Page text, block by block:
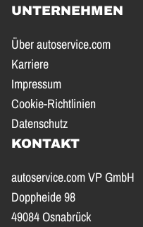
UNTERNEHMEN
Über autoservice.com
Karriere
Impressum
Cookie-Richtlinien
Datenschutz
KONTAKT
autoservice.com VP GmbH
Doppheide 98
49084 Osnabrück